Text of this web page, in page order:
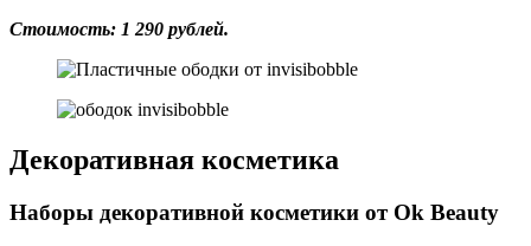
Стоимость: 1 290 рублей.
Декоративная косметика
Наборы декоративной косметики от Ok Beauty